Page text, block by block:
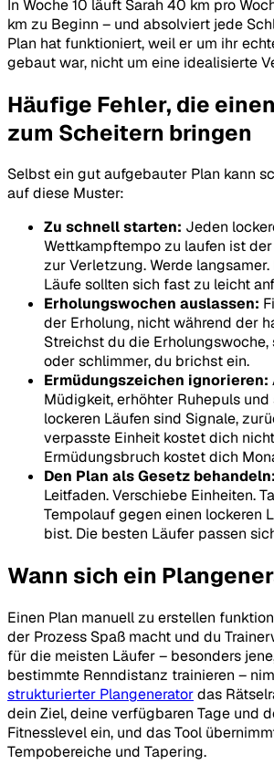
In Woche 10 läuft Sarah 40 km pro
km zu Beginn – und absolviert jede
Plan hat funktioniert, weil er um ihr
gebaut war, nicht um eine idealisierte
Häufige Fehler, die
zum Scheitern bringen
Selbst ein gut aufgebauter Plan kann
auf diese Muster:
Zu schnell starten: Jeden
Wettkampftempo zu laufen ist
zur Verletzung. Werde langsamer.
Läufe sollten sich fast zu leicht
Erholungswochen auslassen:
der Erholung, nicht während der
Streichst du die
oder schlimmer, du brichst ein.
Ermüdungszeichen ignorieren:
Müdigkeit, erhöhter Ruhepuls
lockeren Läufen sind Signale,
verpasste Einheit kostet dich
Ermüdungsbruch kostet dich
Den Plan als Gesetz behandeln:
Leitfaden. Verschiebe Einheiten.
Tempolauf gegen einen lockeren
bist. Die besten Läufer passen
Wann sich ein
Einen Plan manuell zu erstellen
der Prozess Spaß macht und du
für die meisten Läufer – besonders
bestimmte Renndistanz trainieren –
strukturierter Plangeneratordas
dein Ziel, deine verfügbaren Tage und
Fitnesslevel ein, und das Tool
Tempobereiche und Tapering.